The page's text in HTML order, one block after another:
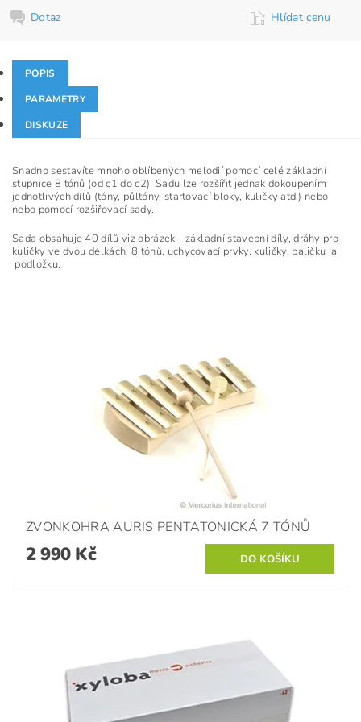
Dotaz Hlídat cenu
POPIS
PARAMETRY
DISKUZE
Snadno sestavíte mnoho oblíbených melodií pomocí celé základní
stupnice 8 tónů (od c1 do c2). Sadu lze rozšířit jednak dokoupením
jednotlivých dílů (tóny, půltóny, startovací bloky, kuličky atd.) nebo
nebo pomocí rozšiřovací sady.
Sada obsahuje 40 dílů viz obrázek - základní stavební díly, dráhy pro
kuličky ve dvou délkách, 8 tónů, uchycovací prvky, kuličky, paličku a
podložku.
ZVONKOHRA AURIS PENTATONICKÁ 7 TÓNŮ
2 990 Kč